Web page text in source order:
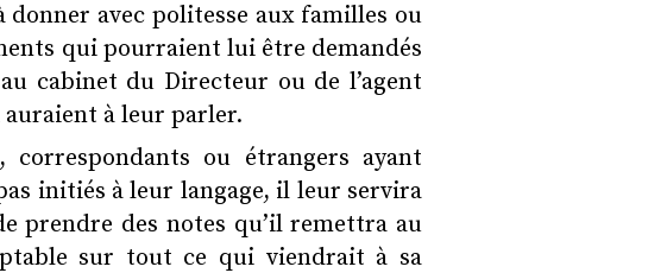
avec politesse aux familles ou
qui pourraient lui être demandés
cabinet du Directeur ou de l’agent
à leur parler.
ou étrangers ayant
initiés à leur langage, il leur servira
prendre des notes qu’il remettra au
sur tout ce qui viendrait à sa